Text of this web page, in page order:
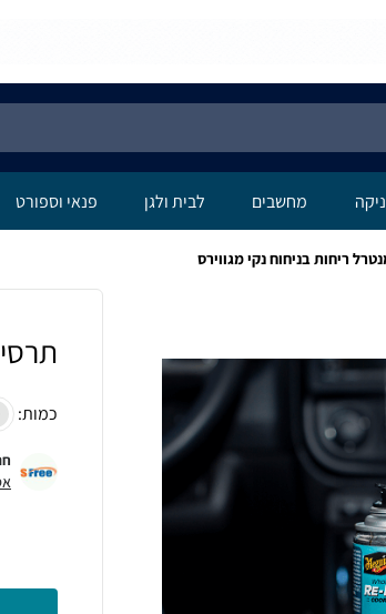
מחשבים לבית ולגן פנאי וספורט
ריחות בניחוח נקי מגווירס
כמות: